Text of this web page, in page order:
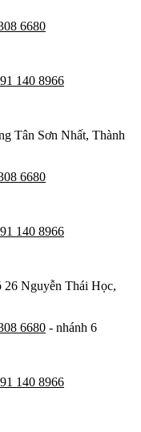
6680
140 8966
Tân Sơn Nhất, Thành
6680
140 8966
26 Nguyễn Thái Học,
6680 - nhánh 6
140 8966